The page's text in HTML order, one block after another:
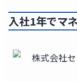
入社1年でマ